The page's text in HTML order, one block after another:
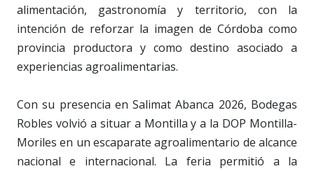
alimentación, gastronomía y territorio, con la
intención de reforzar la imagen de Córdoba como
provincia productora y como destino asociado a
experiencias agroalimentarias.
Con su presencia en Salimat Abanca 2026, Bodegas
Robles volvió a situar a Montilla y a la DOP Montilla-
Moriles en un escaparate agroalimentario de alcance
nacional e internacional. La feria permitió a la